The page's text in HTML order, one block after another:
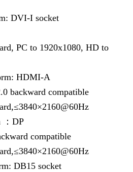
DVI-I socket
PC to 1920x1080, HD to
HDMI-A
backward compatible
：DP
compatible
DB15 socket